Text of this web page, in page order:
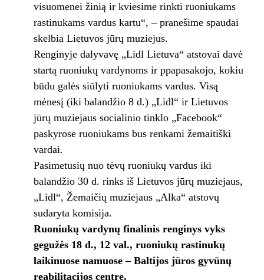
visuomenei žinią ir kviesime rinkti ruoniukams
rastinukams vardus kartu“, – pranešime spaudai
skelbia Lietuvos jūrų muziejus.
Renginyje dalyvavę „Lidl Lietuva“ atstovai davė
startą ruoniukų vardynoms ir ppapasakojo, kokiu
būdu galės siūlyti ruoniukams vardus. Visą
mėnesį (iki balandžio 8 d.) „Lidl“ ir Lietuvos
jūrų muziejaus socialinio tinklo „Facebook“
paskyrose ruoniukams bus renkami žemaitiški
vardai.
Pasimetusių nuo tėvų ruoniukų vardus iki
balandžio 30 d. rinks iš Lietuvos jūrų muziejaus,
„Lidl“, Žemaičių muziejaus „Alka“ atstovų
sudaryta komisija.
Ruoniukų vardynų finalinis renginys vyks
gegužės 18 d., 12 val., ruoniukų rastinukų
laikinuose namuose – Baltijos jūros gyvūnų
reabilitacijos centre.